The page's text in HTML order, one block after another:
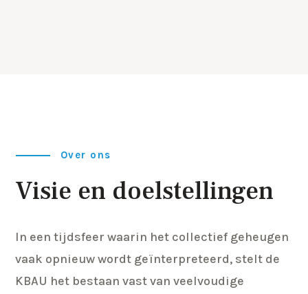
Over ons
Visie en doelstellingen
In een tijdsfeer waarin het collectief geheugen
vaak opnieuw wordt geïnterpreteerd, stelt de
KBAU het bestaan vast van veelvoudige